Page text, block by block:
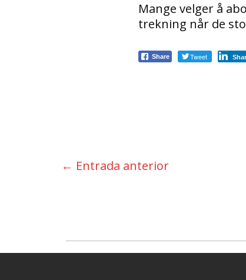
Mange velger å
trekning når de
Share Tweet
← Entrada anterior